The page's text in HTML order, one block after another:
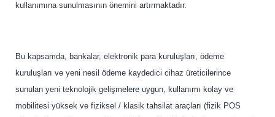
kullanımına sunulmasının önemini artırmaktadır.
Bu kapsamda, bankalar, elektronik para kuruluşları, ödeme
kuruluşları ve yeni nesil ödeme kaydedici cihaz üreticilerince
sunulan yeni teknolojik gelişmelere uygun, kullanımı kolay ve
mobilitesi yüksek ve fiziksel / klasik tahsilat araçları (fizik POS